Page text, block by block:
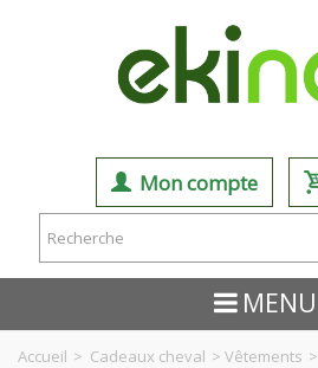
Mon compte
MENU
Accueil > Cadeaux cheval > Vêtements >